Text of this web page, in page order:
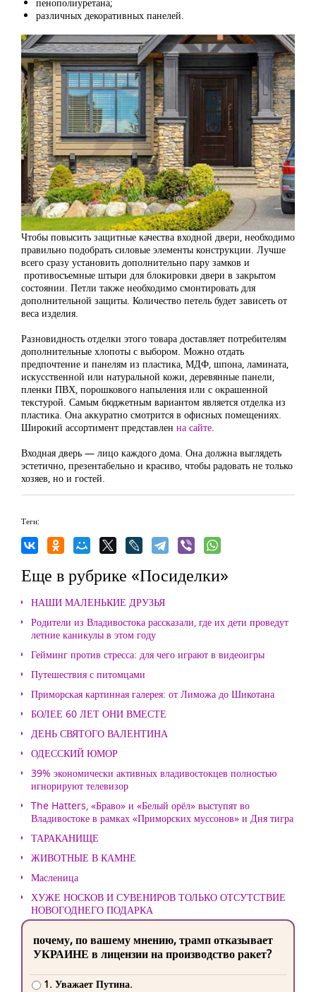
пенополиуретана;
различных декоративных панелей.
Чтобы повысить защитные качества входной двери, необходимо
правильно подобрать силовые элементы конструкции. Лучше
всего сразу установить дополнительно пару замков и
противосъемные штыри для блокировки двери в закрытом
состоянии. Петли также необходимо смонтировать для
дополнительной защиты. Количество петель будет зависеть от
веса изделия.
Разновидность отделки этого товара доставляет потребителям
дополнительные хлопоты с выбором. Можно отдать
предпочтение и панелям из пластика, МДФ, шпона, ламината,
искусственной или натуральной кожи, деревянные панели,
пленки ПВХ, порошкового напыления или с окрашенной
текстурой. Самым бюджетным вариантом является отделка из
пластика. Она аккуратно смотрится в офисных помещениях.
Широкий ассортимент представлен на сайте
Входная дверь — лицо каждого дома. Она должна выглядеть
эстетично, презентабельно и красиво, чтобы радовать не только
хозяев, но и гостей.
Теги:
Еще в рубрике «Посиделки»
НАШИ МАЛЕНЬКИЕ ДРУЗЬЯ
Родители из Владивостока рассказали, где их дети проведут
летние каникулы в этом году
Гейминг против стресса: для чего играют в видеоигры
Путешествия с питомцами
Приморская картинная галерея: от Лиможа до Шикотана
БОЛЕЕ 60 ЛЕТ ОНИ ВМЕСТЕ
ДЕНЬ СВЯТОГО ВАЛЕНТИНА
ОДЕССКИЙ ЮМОР
39% экономически активных владивостокцев полностью
игнорируют телевизор
The Hatters, «Браво» и «Белый орёл» выступят во
Владивостоке в рамках «Приморских муссонов» и Дня тигра
ТАРАКАНИЩЕ
ЖИВОТНЫЕ В КАМНЕ
Масленица
ХУЖЕ НОСКОВ И СУВЕНИРОВ ТОЛЬКО ОТСУТСТВИЕ
НОВОГОДНЕГО ПОДАРКА
почему, по вашему мнению, трамп отказывает
УКРАИНЕ в лицензии на производство ракет?
1. Уважает Путина.